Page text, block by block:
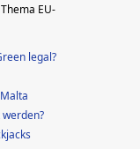
EU-
legal?